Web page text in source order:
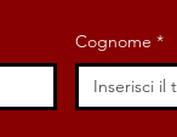
Cognome *